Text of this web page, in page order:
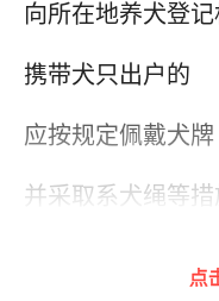
向所在地养犬登
携带犬只出户的
应按规定佩戴犬牌
并采取系犬绳等措
点